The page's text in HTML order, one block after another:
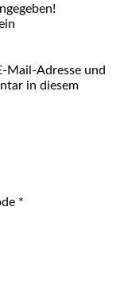
Mail-Adresse und
in diesem
*